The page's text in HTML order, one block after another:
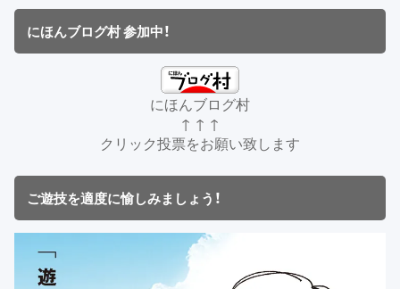
にほんブログ村 参加中！
にほんブログ村
↑ ↑ ↑
クリック投票をお願い致します
ご遊技を適度に愉しみましょう！